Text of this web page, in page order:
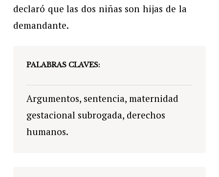
declaró que las dos niñas son hijas de la
demandante.
PALABRAS CLAVES:
Argumentos, sentencia, maternidad
gestacional subrogada, derechos
humanos.